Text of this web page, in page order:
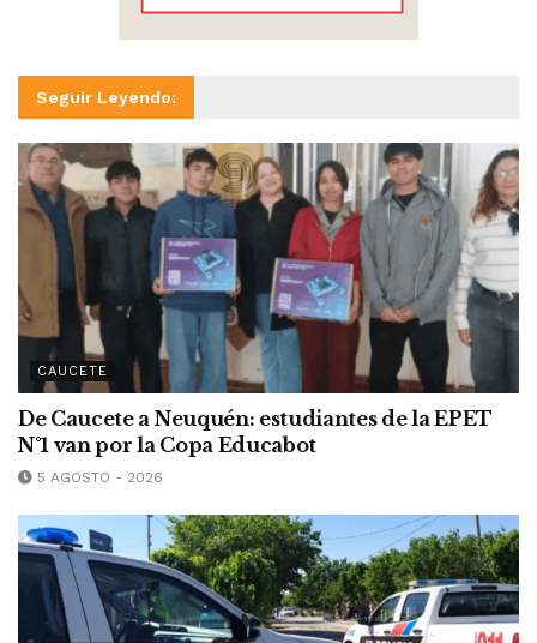
Seguir Leyendo:
CAUCETE
De Caucete a Neuquén: estudiantes de la EPET
N°1 van por la Copa Educabot
5 AGOSTO - 2026